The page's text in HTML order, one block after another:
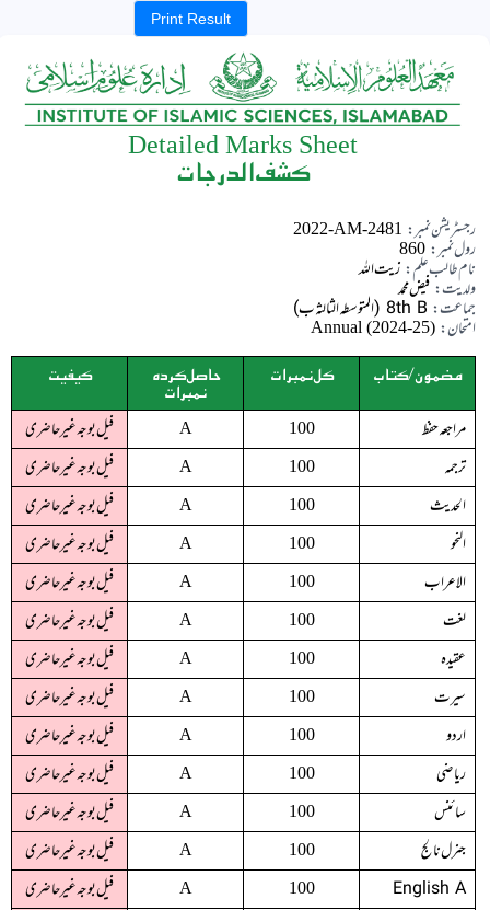
Print Result
Detailed Marks Sheet
کشف الدرجات
رجسٹریشن نمبر: 2022-AM-2481
رول نمبر: 860
نام طالب علم: زیت اللہ
ولدیت: فیض محمد
جماعت: 8th B (المتوسطہ الثالثہ ب)
امتحان: Annual (2024-25)
مضمون/کتاب کل نمبرات حاصل کردہ
نمبرات
کیفیت
مراجعہ حفظ 100
A
فیل بوجہ غیرحاضری
ترجمہ
100
A
فیل بوجہ غیرحاضری
الحدیث
100
A
فیل بوجہ غیرحاضری
النحو
100
A
فیل بوجہ غیرحاضری
الاعراب
100
A
فیل بوجہ غیرحاضری
لغت
100
A
فیل بوجہ غیرحاضری
عقیدہ
100
A
فیل بوجہ غیرحاضری
سیرت
100
A
فیل بوجہ غیرحاضری
اردو
100
A
فیل بوجہ غیرحاضری
ریاضی
100
A
فیل بوجہ غیرحاضری
سائنس
100
A
فیل بوجہ غیرحاضری
جنرل نالج
100
A
فیل بوجہ غیرحاضری
English A
100
A
فیل بوجہ غیرحاضری